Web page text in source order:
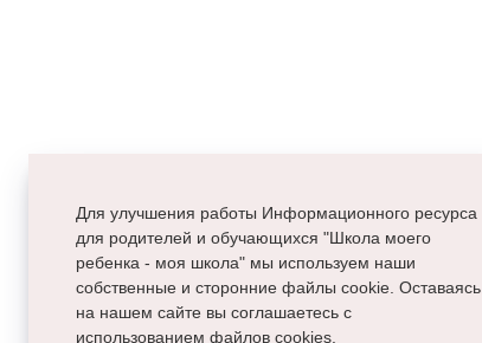
Для улучшения работы Информационного ресурса
для родителей и обучающихся "Школа моего
ребенка - моя школа" мы используем наши
собственные и сторонние файлы cookie. Оставаясь
на нашем сайте вы соглашаетесь с
использованием файлов cookies.